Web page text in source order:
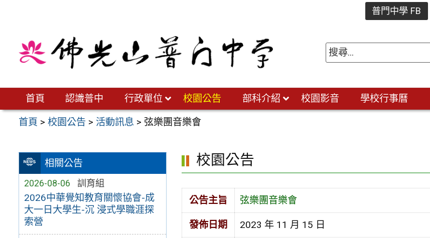
普門中學 FB
首頁 認識普中 行政單位 校園公告 部科介紹 校園影音 學校行事曆
首頁 >校園公告 > 活動訊息 > 弦樂團音樂會
相關公告
2026-08-06 訓育組
2026中華覺知教育關懷協會-成
大一日大學生-沉 浸式學職涯探
索營
校園公告
公告主旨 弦樂團音樂會
發佈日期 2023 年 11 月 15 日